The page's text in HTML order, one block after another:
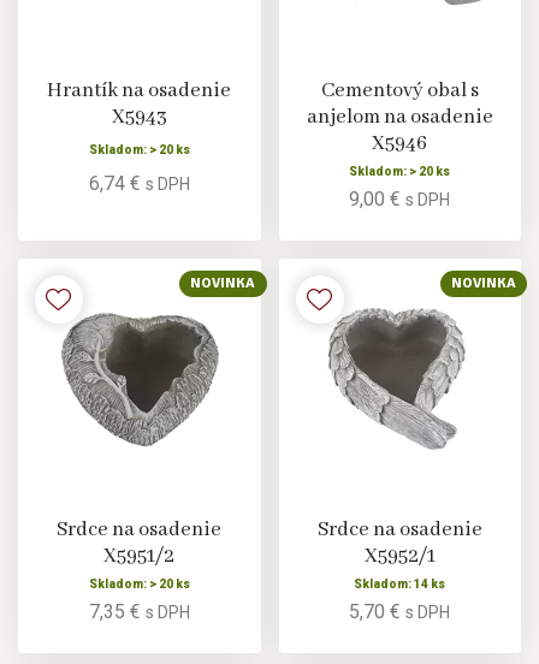
Hrantík na osadenie
X5943
Skladom: > 20 ks
6,74 € s DPH
Cementový obal s
anjelom na osadenie
X5946
Skladom: > 20 ks
9,00 €s DPH
NOVINKA
Srdce na osadenie
X5951/2
Skladom: > 20 ks
7,35 € s DPH
NOVINKA
Srdce na osadenie
X5952/1
Skladom: 14 ks
5,70 €s DPH